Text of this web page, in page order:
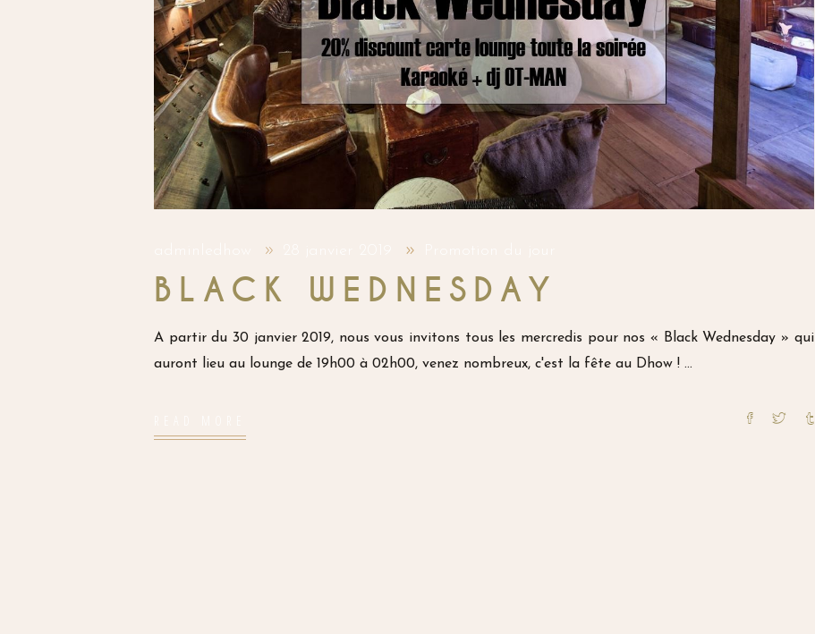
BLACK WEDNESDAY
A partir du 30 janvier 2019, nous vous invitons tous les mercredis pour nos « Black Wednesday » qui
auront lieu au lounge de 19h00 à 02h00, venez nombreux, c'est la fête au Dhow !